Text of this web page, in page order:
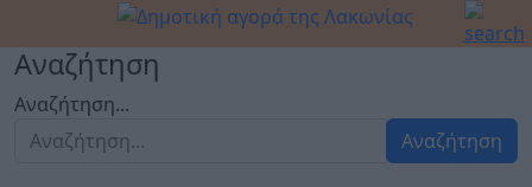
Αναζήτηση
Αναζήτηση...
Αναζήτηση